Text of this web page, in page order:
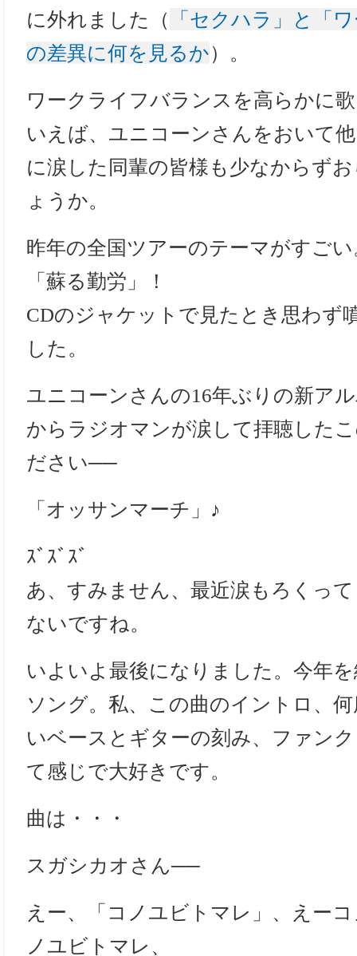
に外れました（
「セクハラ」と「
の差異に何を見るか）。
ワークライフバランスを高らかに
いえば、ユニコーンさんをおいて
に涙した同輩の皆様も少なからず
ょうか。
昨年の全国ツアーのテーマがすごい
「蘇る勤労」！
CDのジャケットで見たとき思わず
した。
ユニコーンさんの16年ぶりの新ア
からラジオマンが涙して拝聴した
ださい──
「オッサンマーチ」♪
ｽﾞｽﾞｽﾞ
あ、すみません、最近涙もろくっ
ないですね。
いよいよ最後になりました。今年
ソング。私、この曲のイントロ、
いベースとギターの刻み、ファン
て感じで大好きです。
曲は・・・
スガシカオさん──
えー、「コノユビトマレ」、えー
ノユビトマレ、